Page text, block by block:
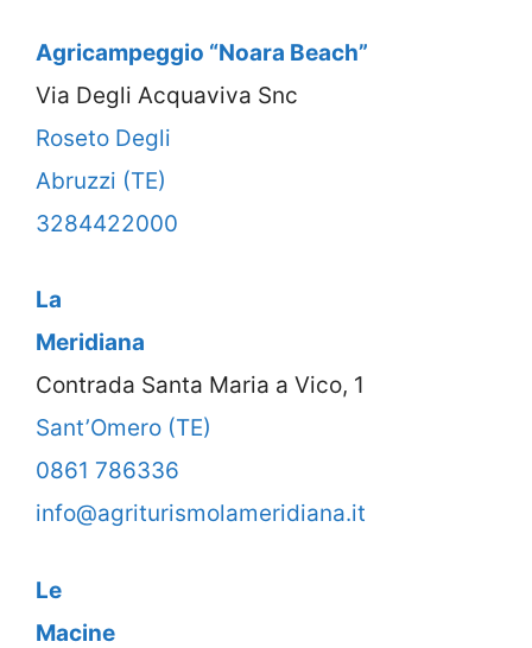
Agricampeggio “Noara Beach”
Via Degli Acquaviva Snc
Roseto Degli
Abruzzi (TE)
3284422000
La
Meridiana
Contrada Santa Maria a Vico, 1
Sant’Omero (TE)
0861 786336
info@agriturismolameridiana.it
Le
Macine